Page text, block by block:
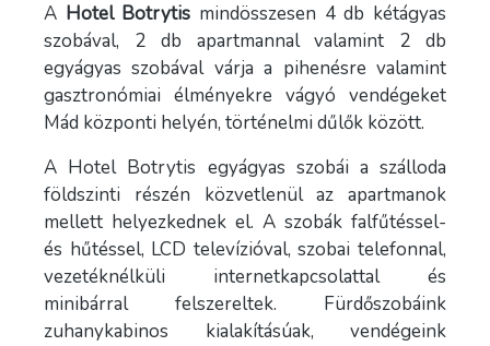
A Hotel Botrytis mindösszesen 4 db kétágyas
szobával, 2 db apartmannal valamint 2 db
egyágyas szobával várja a pihenésre valamint
gasztronómiai élményekre vágyó vendégeket
Mád központi helyén, történelmi dűlők között.
A Hotel Botrytis egyágyas szobái a szálloda
földszinti részén közvetlenül az apartmanok
mellett helyezkednek el. A szobák falfűtéssel-
és hűtéssel, LCD televízióval, szobai telefonnal,
vezetéknélküli internetkapcsolattal és
minibárral felszereltek. Fürdőszobáink
zuhanykabinos kialakításúak, vendégeink